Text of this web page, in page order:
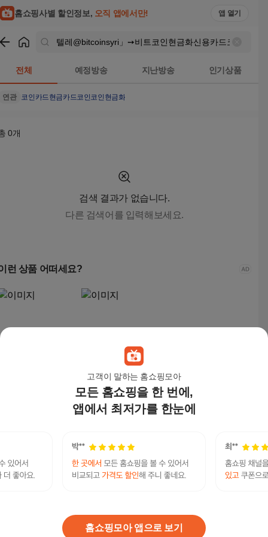
고객이 말하는 홈쇼핑모아
모든 홈쇼핑을 한 번에,
앱에서 최저가를 한눈에
홈쇼핑모아 앱으로 보기
홈쇼핑사별 할인정보, 오직 앱에서만! 앱 열기
전체 예정방송 지난방송 인기상품
연관 코인 카드현금카드코인코인현금화
0개
검색 결과가 없습니다.
다른 검색어를 입력해보세요.
런 상품 어떠세요?
이 티비장 TV 장식장
용도 거실 수납장 12
유니홈 28mm 튼튼한
이동식 옷걸이 행거
레@bitcoinsyri」➙비트코인현금화신용카드코
구매
연관검색어
코인 카드
텔레@bitcoinsyri」➙비트코인현금화신용카드코인구매 검색결